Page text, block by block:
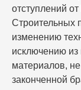
Рынок услуг
Московском
однако
остается
отступлений
Строительных
изменению
исключению из
материалов,
законченной